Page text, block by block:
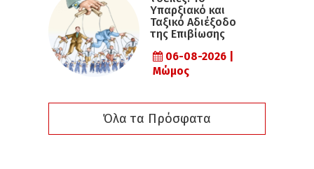
Υπαρξιακό και
Ταξικό Αδιέξοδο
της Επιβίωσης
06-08-2026 |
Μώμος
Όλα τα Πρόσφατα